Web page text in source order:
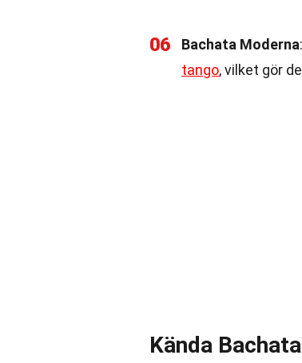
06 Bachata Moderna
tango, vilket gör
Kända